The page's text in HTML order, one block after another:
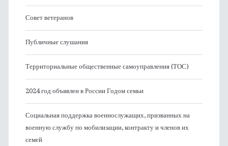
Совет ветеранов
Публичные слушания
Территориальные общественные самоуправления (ТОС)
2024 год объявлен в России Годом семьи
Социальная поддержка военнослужащих, призванных на
военную службу по мобилизации, контракту и членов их
семей